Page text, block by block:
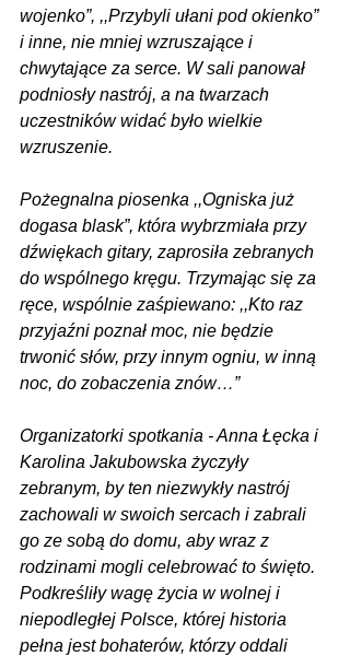
wojenko”, ,,Przybyli ułani pod okienko”
i inne, nie mniej wzruszające i
chwytające za serce. W sali panował
podniosły nastrój, a na twarzach
uczestników widać było wielkie
wzruszenie.
Pożegnalna piosenka ,,Ogniska już
dogasa blask”, która wybrzmiała przy
dźwiękach gitary, zaprosiła zebranych
do wspólnego kręgu. Trzymając się za
ręce, wspólnie zaśpiewano: ,,Kto raz
przyjaźni poznał moc, nie będzie
trwonić słów, przy innym ogniu, w inną
noc, do zobaczenia znów…”
Organizatorki spotkania - Anna Łęcka i
Karolina Jakubowska życzyły
zebranym, by ten niezwykły nastrój
zachowali w swoich sercach i zabrali
go ze sobą do domu, aby wraz z
rodzinami mogli celebrować to święto.
Podkreśliły wagę życia w wolnej i
niepodległej Polsce, której historia
pełna jest bohaterów, którzy oddali